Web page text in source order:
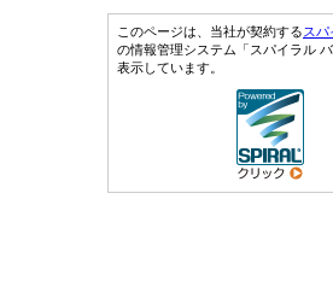
このページは、当社が契約するスパ
の情報管理システム「スパイラル
表示しています。